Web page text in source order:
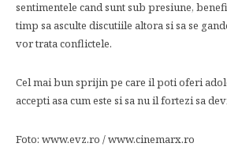
sentimentele cand sunt sub presiune,
timp sa asculte discutiile altora si sa se
vor trata conflictele.
Cel mai bun sprijin pe care il poti oferi
accepti asa cum este si sa nu il fortezi sa
Foto: www.evz.ro / www.cinemarx.ro